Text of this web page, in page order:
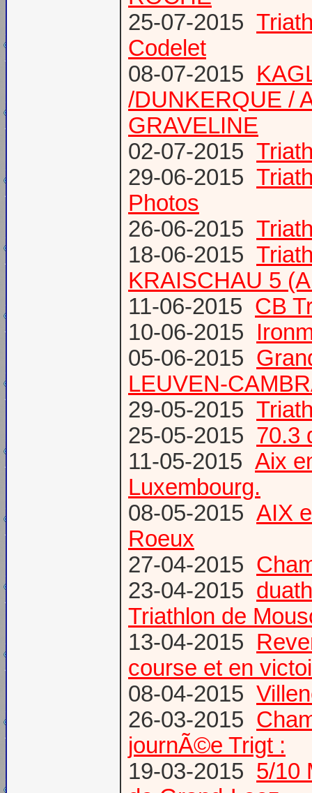
25-07-2015
Codelet
08-07-2015
/DUNKERQUE /
GRAVELINE
02-07-2015
29-06-2015
Photos
26-06-2015
18-06-2015
KRAISCHAU 5
11-06-2015 CB
10-06-2015
05-06-2015
LEUVEN-
29-05-2015
25-05-2015 70.3
11-05-2015 Aix
Luxembourg.
08-05-2015 AIX
Roeux
27-04-2015
23-04-2015
Triathlon de
13-04-2015
course et en
08-04-2015
26-03-2015
journÃ©e Trigt :
19-03-2015 5/10